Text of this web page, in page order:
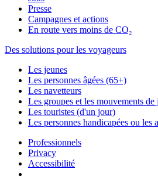
Presse
Campagnes et actions
En route vers moins de CO₂
Des solutions pour les voyageurs
Les jeunes
Les personnes âgées (65+)
Les navetteurs
Les groupes et les mouvements de
Les touristes (d'un jour)
Les personnes handicapées ou les
Professionnels
Privacy
Accessibilité